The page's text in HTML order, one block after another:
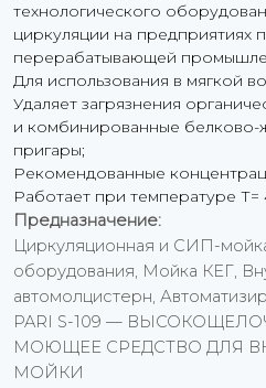
технологического
циркуляции на предприятиях
перерабатывающей
Для использования в мягкой
Удаляет загрязнения
и комбинированные белково-
пригары;
Рекомендованные
Работает при температуре Т=
Предназначение:
Циркуляционная и СИП-
оборудования, Мойка КЕГ,
автомолцистерн,
PARI S-109 —
МОЮЩЕЕ СРЕДСТВО ДЛЯ
МОЙКИ